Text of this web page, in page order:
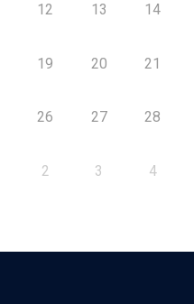
12 13 14
19 20 21
26 27 28
2 3 4